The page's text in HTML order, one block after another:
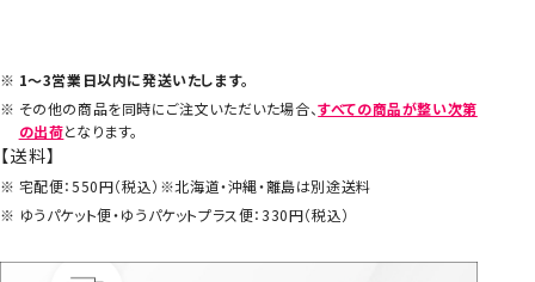
1～3営業日以内に発送いたします。
その他の商品を同時にご注文いただいた場合、すべての商品が整い次第
の出荷となります。
【送料】
宅配便：550円（税込）※北海道・沖縄・離島は別途送料
ゆうパケット便・ゆうパケットプラス便：330円（税込）